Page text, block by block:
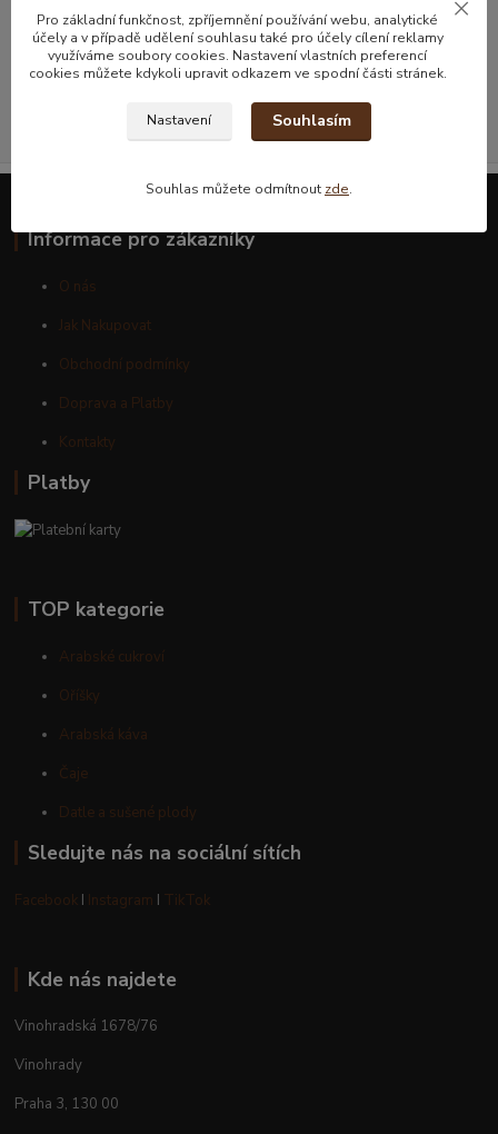
Přihlásit se
Můžete se kdykoli odhlásit. Zasíláme jednou za 14 dní.
Informace pro zákazníky
O nás
Jak Nakupovat
Obchodní podmínky
Doprava a Platby
Kontakty
Platby
TOP kategorie
Arabské cukroví
Oříšky
Arabská káva
Čaje
Datle a sušené plody
Sledujte nás na sociální sítích
Facebook I Instagram I TikTok
Kde nás najdete
Vinohradská 1678/76
Vinohrady
Praha 3, 130 00
Pro základní funkčnost, zpříjemnění používání webu, analytické
účely a v případě udělení souhlasu také pro účely cílení reklamy
využíváme soubory cookies. Nastavení vlastních preferencí
cookies můžete kdykoli upravit odkazem ve spodní části stránek.
Nastavení Souhlasím
Souhlas můžete odmítnout zde.